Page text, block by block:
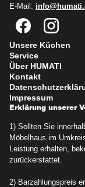
E-Mail:
Unsere Küchen
Service
Über HUMATI
Kontakt
Impressum
Erklärung unserer
1) Sollten Sie
Möbelhaus im
Leistung erhalten,
zurückerstattet.
2) Barzahlungspreis